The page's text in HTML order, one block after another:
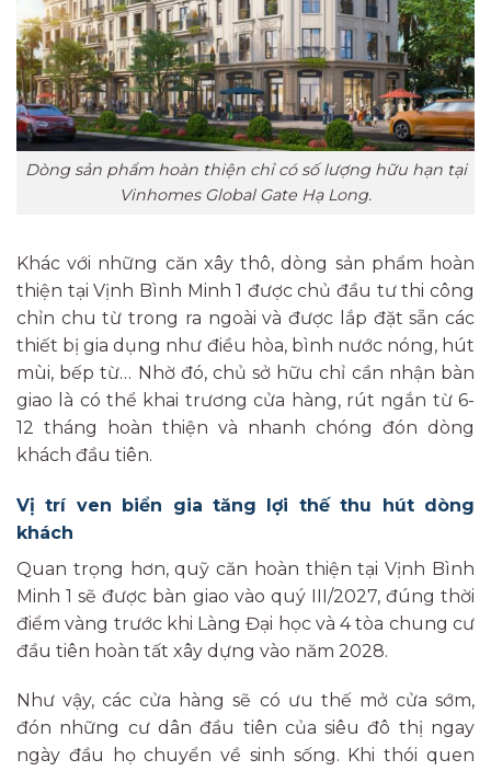
Dòng sản phẩm hoàn thiện chỉ có số lượng hữu hạn tại
Vinhomes Global Gate Hạ Long.
Khác với những căn xây thô, dòng sản phẩm hoàn
thiện tại Vịnh Bình Minh 1 được chủ đầu tư thi công
chỉn chu từ trong ra ngoài và được lắp đặt sẵn các
thiết bị gia dụng như điều hòa, bình nước nóng, hút
mùi, bếp từ… Nhờ đó, chủ sở hữu chỉ cần nhận bàn
giao là có thể khai trương cửa hàng, rút ngắn từ 6-
12 tháng hoàn thiện và nhanh chóng đón dòng
khách đầu tiên.
Vị trí ven biển gia tăng lợi thế thu hút dòng
khách
Quan trọng hơn, quỹ căn hoàn thiện tại Vịnh Bình
Minh 1 sẽ được bàn giao vào quý III/2027, đúng thời
điểm vàng trước khi Làng Đại học và 4 tòa chung cư
đầu tiên hoàn tất xây dựng vào năm 2028.
Như vậy, các cửa hàng sẽ có ưu thế mở cửa sớm,
đón những cư dân đầu tiên của siêu đô thị ngay
ngày đầu họ chuyển về sinh sống. Khi thói quen